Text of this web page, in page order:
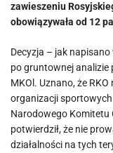
zawieszeniu
obowiązywała od 12
Decyzja – jak
po gruntownej analizie
MKOl. Uznano, że
organizacji
Narodowego Komitetu
potwierdził, że nie
działalności na tych